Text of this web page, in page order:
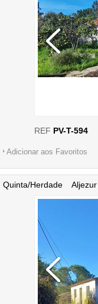
REF PV-T-594
Adicionar aos Favoritos
Quinta/Herdade